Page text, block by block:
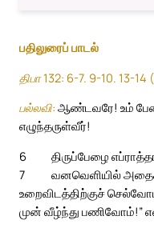
பதிலுரைப் பாடல்
திபா 132: 6-7. 9-10. 13-14
பல்லவி: ஆண்டவரே! உம்
எழுந்தருள்வீர்!
6
திருப்பேழை
வனவெளியில்
7
உறைவிடத்திற்குச்
முன் வீழ்ந்து பணிவோம்!”